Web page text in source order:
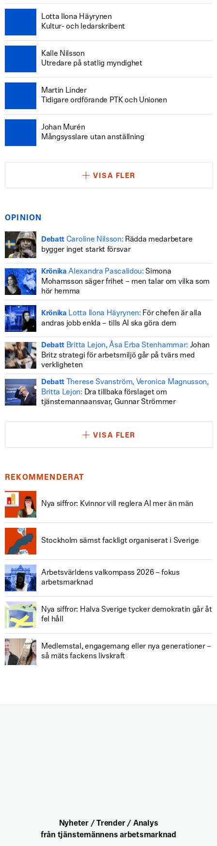
Lotta Ilona Häyrynen
Kultur- och ledarskribent
Kalle Nilsson
Utredare på statlig myndighet
Martin Linder
Tidigare ordförande PTK och Unionen
Johan Murén
Mångsysslare utan anställning
VISA FLER
OPINION
Debatt Caroline Nilsson: Rädda medarbetare
bygger inget starkt försvar
Krönika Alexandra Pascalidou: Simona
Mohamsson säger frihet – men talar om vilka som
hör hemma
Krönika Lotta Ilona Häyrynen: För chefen är alla
andras jobb enkla – tills AI ska göra dem
Debatt Britta Lejon, Åsa Erba Stenhammar: Johan
Britz strategi för arbetsmiljö går på tvärs med
verkligheten
Debatt
Therese Svanström, Veronica Magnusson,
Britta Lejon: Dra tillbaka förslaget om
tjänstemannaansvar, Gunnar Strömmer
VISA FLER
REKOMMENDERAT
Nya siffror: Kvinnor vill reglera AI mer än män
Stockholm sämst fackligt organiserat i Sverige
Arbetsvärldens valkompass 2026 – fokus
arbetsmarknad
Nya siffror: Halva Sverige tycker demokratin går åt
fel håll
Medlemstal, engagemang eller nya generationer –
så mäts fackens livskraft
Nyheter / Trender / Analys
från tjänstemännens arbetsmarknad